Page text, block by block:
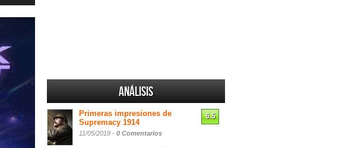
Análisis
Primeras impresiones de
Supremacy 1914
11/05/2019 - 0 Comentarios
6.5